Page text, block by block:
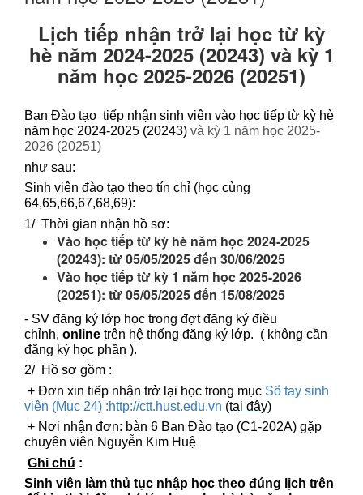
Lịch tiếp nhận trở lại học từ kỳ
hè năm 2024-2025 (20243) và kỳ 1
năm học 2025-2026 (20251)
Ban Đào tạo tiếp nhận sinh viên vào học tiếp từ kỳ hè
năm học 2024-2025 (20243) và kỳ 1 năm học 2025-
2026 (20251)
như sau:
Sinh viên đào tạo theo tín chỉ (học cùng
64,65,66,67,68,69):
1/ Thời gian nhận hồ sơ:
Vào học tiếp từ kỳ hè năm học 2024-2025
(20243): từ 05/05/2025 đến 30/06/2025
Vào học tiếp từ kỳ 1 năm học 2025-2026
(20251): từ 05/05/2025 đến 15/08/2025
- SV đăng ký lớp học trong đợt đăng ký điều
chỉnh, online trên hệ thống đăng ký lớp. ( không cần
đăng ký học phần ).
2/ Hồ sơ gồm :
+ Đơn xin tiếp nhận trở lại học trong mục Sổ tay sinh
viên (Mục 24) :http://ctt.hust.edu.vn (tại đây)
+ Nơi nhận đơn: bàn 6 Ban Đào tạo (C1-202A) gặp
chuyên viên Nguyễn Kim Huệ
Ghi chú :
Sinh viên làm thủ tục nhập học theo đúng lịch trên